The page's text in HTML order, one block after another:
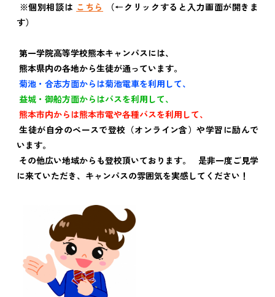
※個別相談は こちら
（←クリックすると入力画面が開きま
す）
第一学院高等学校熊本キャンパスには、
熊本県内の各地から生徒が通っています。
菊池・合志方面からは菊池電車を利用して、
益城・御船方面からはバスを利用して、
熊本市内からは熊本市電や各種バスを利用して、
生徒が自分のペースで登校（オンライン含）や学習に励んで
います。
その他広い地域からも登校頂いております。 是非一度ご見学
に来ていただき、キャンパスの雰囲気を実感してください！